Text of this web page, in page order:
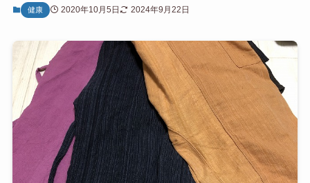
健康 2020年10月5日 2024年9月22日